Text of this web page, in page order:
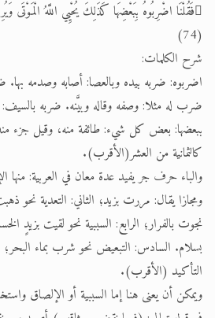
فَقُلْنَا اضْرِبُوهُ بِبَعْضِهَا كَذَلِكَ يُحْيِي اللَّهُ الْمَوْتَى وَيُرِيكُمْ آيَاتِهِ لَعَلَّكُمْ تَعْقِلُونَ
(74)
شرح الكلمات:
اضربوه: ضربه بيده وبالعصا: أصابه وصدمه
ضرب له مثلا: وصفه وقاله وبيَّنه. ضربه
ببعضها: بعض كل شيء: طائفة منه، وقيل جزء
كالثمانية من العشر(الأقرب).
والباء حرف جر يفيد عدة معان في العربية:
ومجازا يقال: مررت بزيد؛ الثاني: التعدية نحو
نجوت بالفرار؛ الرابع: السببية نحو لقيت بزيدٍ
بسلام. السادس: التبعيض نحو شرب بماء البحر؛
التأكيد (الأقرب).
ويمكن أن يعنى هنا إما السببية أو الإلصاق